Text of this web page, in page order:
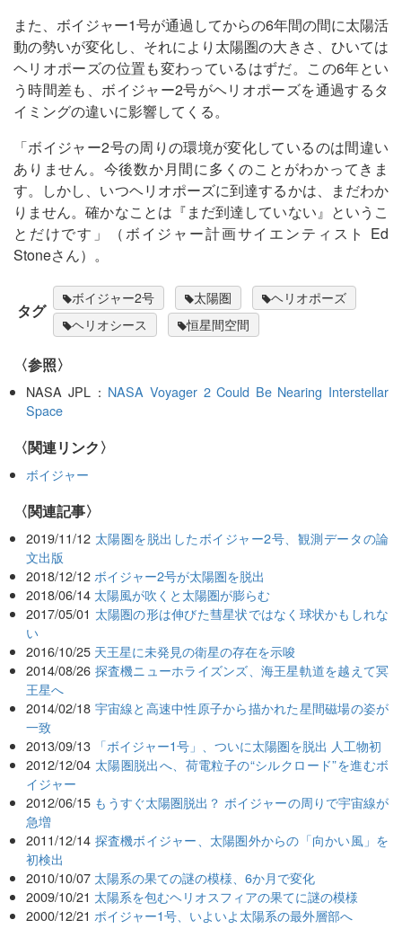
また、ボイジャー1号が通過してからの6年間の間に太陽活
動の勢いが変化し、それにより太陽圏の大きさ、ひいては
ヘリオポーズの位置も変わっているはずだ。この6年とい
う時間差も、ボイジャー2号がヘリオポーズを通過するタ
イミングの違いに影響してくる。
「ボイジャー2号の周りの環境が変化しているのは間違い
ありません。今後数か月間に多くのことがわかってきま
す。しかし、いつヘリオポーズに到達するかは、まだわか
りません。確かなことは『まだ到達していない』というこ
とだけです」（ボイジャー計画サイエンティスト Ed
Stoneさん）。
タグ
ボイジャー2号 太陽圏
ヘリオポーズ
ヘリオシース
恒星間空間
〈参照〉
NASA JPL： NASA Voyager 2 Could Be Nearing Interstellar
Space
〈関連リンク〉
ボイジャー
関連記事
2019/11/12 太陽圏を脱出したボイジャー2号、観測データの論
文出版
2018/12/12 ボイジャー2号が太陽圏を脱出
2018/06/14 太陽風が吹くと太陽圏が膨らむ
2017/05/01 太陽圏の形は伸びた彗星状ではなく球状かもしれな
い
2016/10/25 天王星に未発見の衛星の存在を示唆
2014/08/26 探査機ニューホライズンズ、海王星軌道を越えて冥
王星へ
2014/02/18 宇宙線と高速中性原子から描かれた星間磁場の姿が
一致
2013/09/13 「ボイジャー1号」、ついに太陽圏を脱出 人工物初
2012/12/04 太陽圏脱出へ、荷電粒子の“シルクロード”を進むボ
イジャー
2012/06/15 もうすぐ太陽圏脱出？ ボイジャーの周りで宇宙線が
急増
2011/12/14 探査機ボイジャー、太陽圏外からの「向かい風」を
初検出
2010/10/07 太陽系の果ての謎の模様、6か月で変化
2009/10/21 太陽系を包むヘリオスフィアの果てに謎の模様
2000/12/21 ボイジャー1号、いよいよ太陽系の最外層部へ